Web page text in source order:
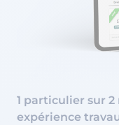
1 particulier sur 2
expérience